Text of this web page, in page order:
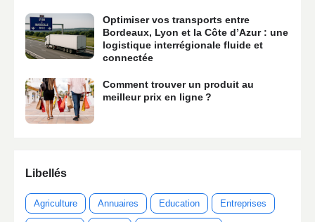
Optimiser vos transports entre
Bordeaux, Lyon et la Côte d’Azur : une
logistique interrégionale fluide et
connectée
Comment trouver un produit au
meilleur prix en ligne ?
Libellés
Agriculture Annuaires Education Entreprises